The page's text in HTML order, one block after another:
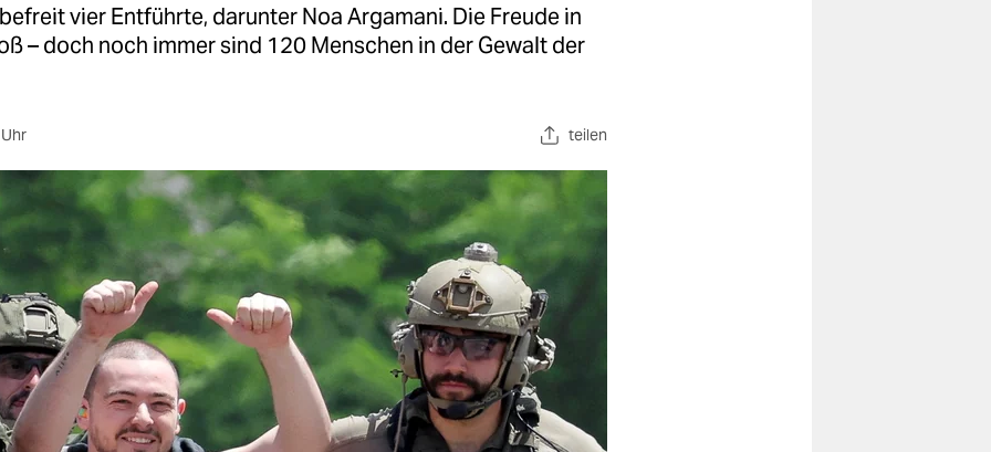
vier Entführte, darunter Noa Argamani. Die Freude in
– doch noch immer sind 120 Menschen in der Gewalt der
teilen